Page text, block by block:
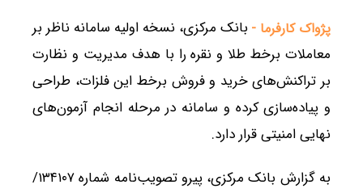
پژواک کارفرما - بانک مرکزی، نسخه اولیه سامانه ناظر بر
معاملات برخط طلا و نقره را با هدف مدیریت و نظارت
بر تراکنش‌های خرید و فروش برخط این فلزات، طراحی
و پیاده‌سازی کرده و سامانه در مرحله انجام آزمون‌های
نهایی امنیتی قرار دارد.
به گزارش بانک مرکزی، پیرو تصویب‌نامه شماره ۱۳۴۱۰۷/